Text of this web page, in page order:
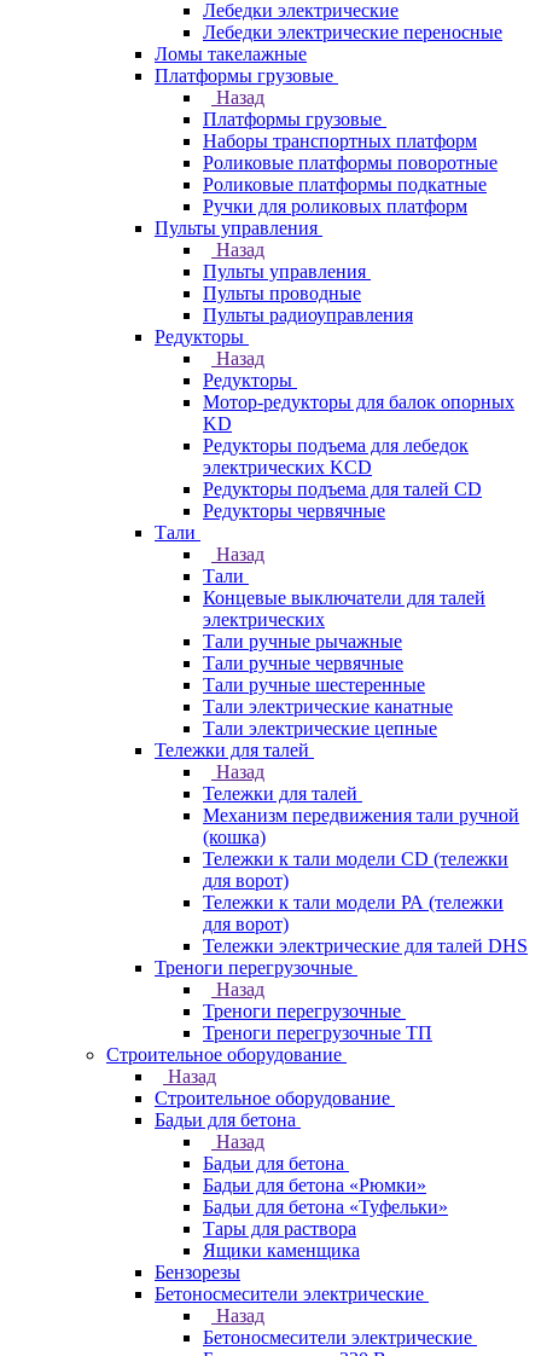
Лебедки электрические
Лебедки электрические переносные
Ломы такелажные
Платформы грузовые
Назад
Платформы грузовые
Наборы транспортных платформ
Роликовые платформы поворотные
Роликовые платформы подкатные
Ручки для роликовых платформ
Пульты управления
Назад
Пульты управления
Пульты проводные
Пульты радиоуправления
Редукторы
Назад
Редукторы
Мотор-редукторы для балок опорных
KD
Редукторы подъема для лебедок
электрических KCD
Редукторы подъема для талей CD
Редукторы червячные
Тали
Назад
Тали
Концевые выключатели для талей
электрических
Тали ручные рычажные
Тали ручные червячные
Тали ручные шестеренные
Тали электрические канатные
Тали электрические цепные
Тележки для талей
Назад
Тележки для талей
Механизм передвижения тали ручной
(кошка)
Тележки к тали модели CD (тележки
для ворот)
Тележки к тали модели РА (тележки
для ворот)
Тележки электрические для талей DHS
Треноги перегрузочные
Назад
Треноги перегрузочные
Треноги перегрузочные ТП
Строительное оборудование
Назад
Строительное оборудование
Бадьи для бетона
Назад
Бадьи для бетона
Бадьи для бетона «Рюмки»
Бадьи для бетона «Туфельки»
Тары для раствора
Ящики каменщика
Бензорезы
Бетоносмесители электрические
Назад
Бетоносмесители электрические